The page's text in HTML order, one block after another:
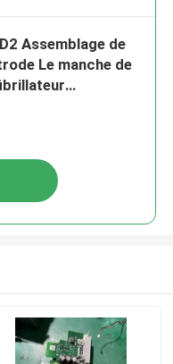
Assemblage de
Le manche de